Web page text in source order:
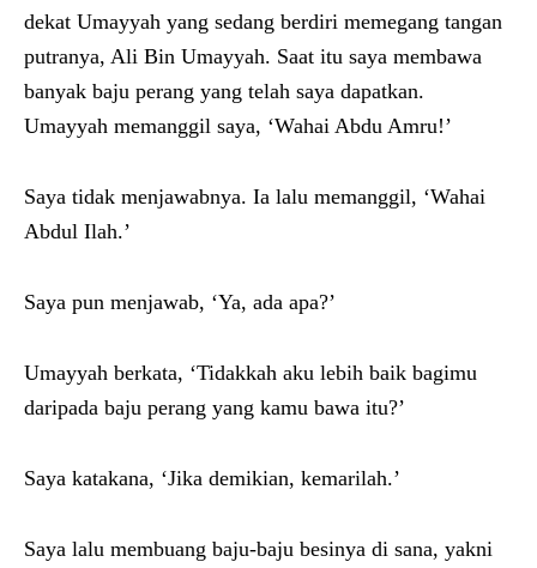
dekat Umayyah yang sedang berdiri memegang tangan
putranya, Ali Bin Umayyah. Saat itu saya membawa
banyak baju perang yang telah saya dapatkan.
Umayyah memanggil saya, ‘Wahai Abdu Amru!’
Saya tidak menjawabnya. Ia lalu memanggil, ‘Wahai
Abdul Ilah.’
Saya pun menjawab, ‘Ya, ada apa?’
Umayyah berkata, ‘Tidakkah aku lebih baik bagimu
daripada baju perang yang kamu bawa itu?’
Saya katakana, ‘Jika demikian, kemarilah.’
Saya lalu membuang baju-baju besinya di sana, yakni